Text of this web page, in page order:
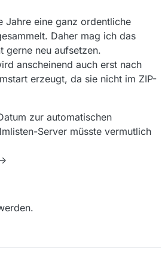
Jahre eine ganz ordentliche
Daher mag ich das
gerne neu aufsetzen.
anscheinend auch erst nach
erzeugt, da sie nicht im ZIP-
zur automatischen
Server müsste vermutlich